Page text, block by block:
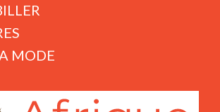
MODE